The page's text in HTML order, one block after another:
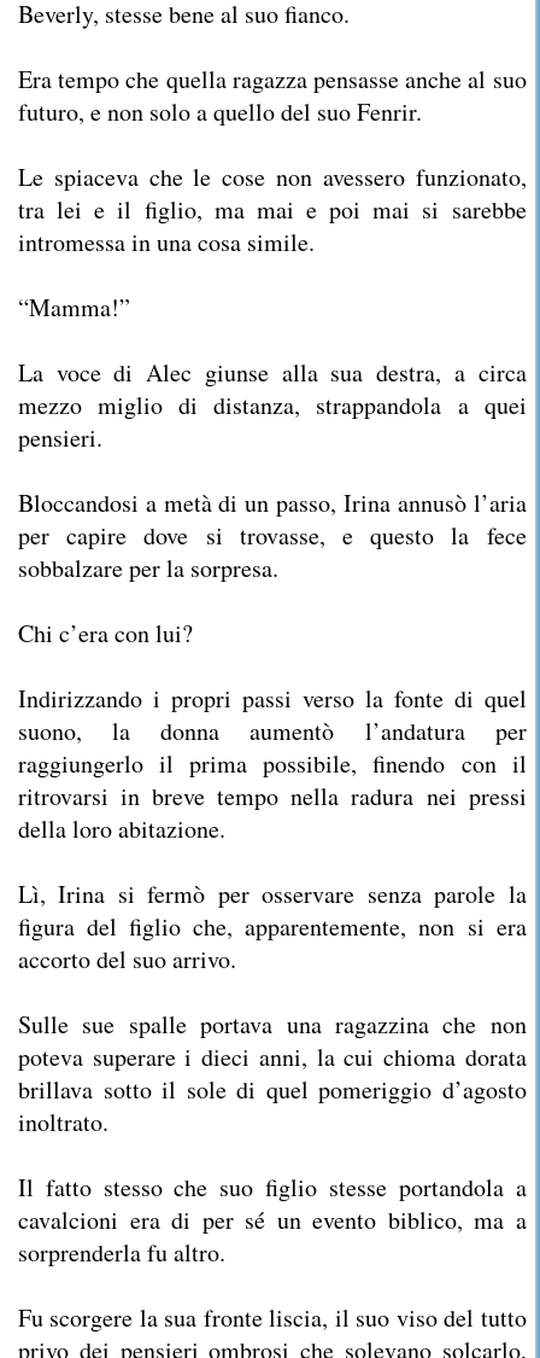
Beverly, stesse bene al suo fianco.
Era tempo che quella ragazza pensasse anche al suo
futuro, e non solo a quello del suo Fenrir.
Le spiaceva che le cose non avessero funzionato,
tra lei e il figlio, ma mai e poi mai si sarebbe
intromessa in una cosa simile.
“Mamma!”
La voce di Alec giunse alla sua destra, a circa
mezzo miglio di distanza, strappandola a quei
pensieri.
Bloccandosi a metà di un passo, Irina annusò l’aria
per capire dove si trovasse, e questo la fece
sobbalzare per la sorpresa.
Chi c’era con lui?
Indirizzando i propri passi verso la fonte di quel
suono, la donna aumentò l’andatura per
raggiungerlo il prima possibile, finendo con il
ritrovarsi in breve tempo nella radura nei pressi
della loro abitazione.
Lì, Irina si fermò per osservare senza parole la
figura del figlio che, apparentemente, non si era
accorto del suo arrivo.
Sulle sue spalle portava una ragazzina che non
poteva superare i dieci anni, la cui chioma dorata
brillava sotto il sole di quel pomeriggio d’agosto
inoltrato.
Il fatto stesso che suo figlio stesse portandola a
cavalcioni era di per sé un evento biblico, ma a
sorprenderla fu altro.
Fu scorgere la sua fronte liscia, il suo viso del tutto
privo dei pensieri ombrosi che solevano solcarlo,